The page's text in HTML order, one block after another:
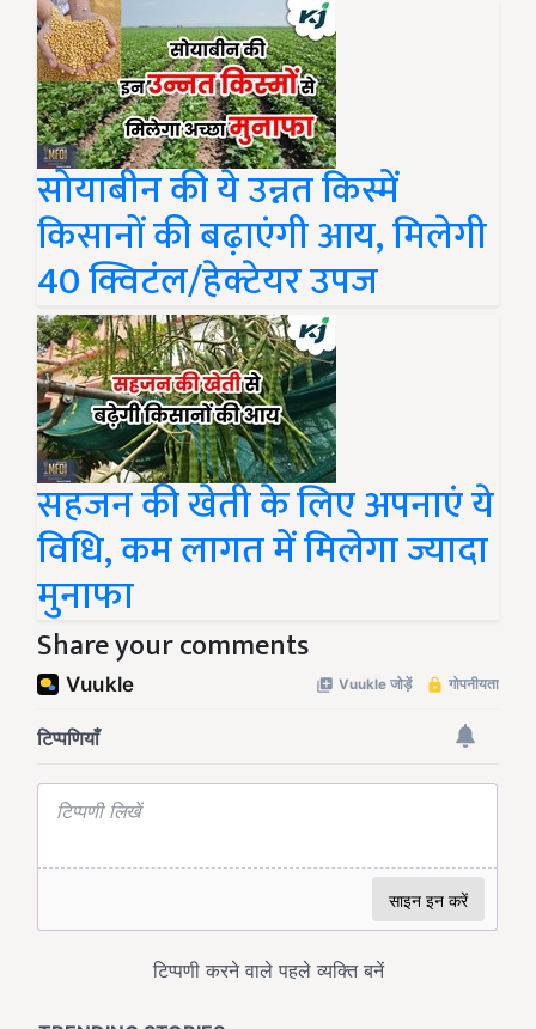
सोयाबीन की ये उन्नत किस्में
किसानों की बढ़ाएंगी आय, मिलेगी
40 क्विटंल/हेक्टेयर उपज
सहजन की खेती के लिए अपनाएं ये
विधि, कम लागत में मिलेगा ज्यादा
मुनाफा
Share your comments